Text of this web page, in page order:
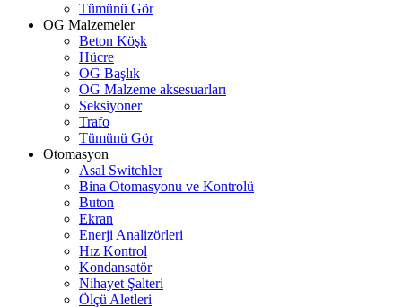
Tümünü Gör
OG Malzemeler
Beton Köşk
Hücre
OG Başlık
OG Malzeme aksesuarları
Seksiyoner
Trafo
Tümünü Gör
Otomasyon
Asal Switchler
Bina Otomasyonu ve Kontrolü
Buton
Ekran
Enerji Analizörleri
Hız Kontrol
Kondansatör
Nihayet Şalteri
Ölçü Aletleri